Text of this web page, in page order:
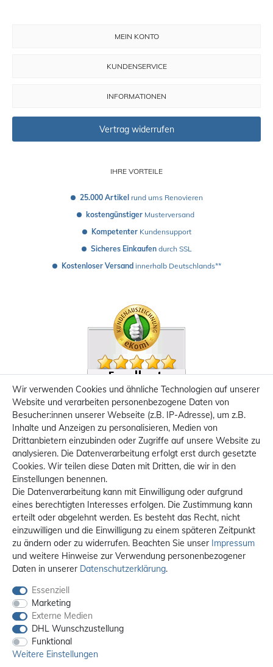
IHRE VORTEILE
25.000 Artikel rund ums Renovieren
kostengünstiger Musterversand
Kompetenter Kundensupport
Sicheres Einkaufen durch SSL
Kostenloser Versand innerhalb Deutschlands**
MEIN KONTO
KUNDENSERVICE
INFORMATIONEN
Vertrag widerrufen
Wir verwenden Cookies und ähnliche Technologien auf unserer
Website und verarbeiten personenbezogene Daten von
Besucher:innen unserer Webseite (z.B. IP-Adresse), um z.B.
Inhalte und Anzeigen zu personalisieren, Medien von
Drittanbietern einzubinden oder Zugriffe auf unsere Website zu
analysieren. Die Datenverarbeitung erfolgt erst durch gesetzte
Cookies. Wir teilen diese Daten mit Dritten, die wir in den
Einstellungen benennen.
Die Datenverarbeitung kann mit Einwilligung oder aufgrund
eines berechtigten Interesses erfolgen. Die Zustimmung kann
erteilt oder abgelehnt werden. Es besteht das Recht, nicht
einzuwilligen und die Einwilligung zu einem späteren Zeitpunkt
zu ändern oder zu widerrufen. Beachten Sie unser Impressum
und weitere Hinweise zur Verwendung personenbezogener
Daten in unserer Daten­schutz­erklärung.
Essenziell
Marketing
Externe Medien
DHL Wunschzustellung
Funktional
Weitere Einstellungen